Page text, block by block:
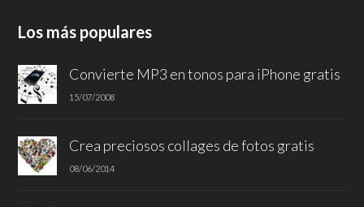
Los más populares
Convierte MP3 en tonos para iPhone gratis
15/07/2008
Crea preciosos collages de fotos gratis
08/06/2014